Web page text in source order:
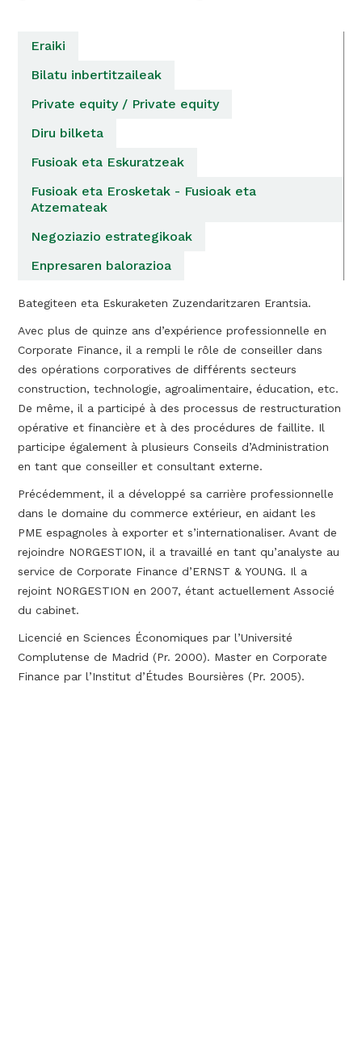
Eraiki
Bilatu inbertitzaileak
Private equity / Private equity
Diru bilketa
Fusioak eta Eskuratzeak
Fusioak eta Erosketak - Fusioak eta
Atzemateak
Negoziazio estrategikoak
Enpresaren balorazioa
Bategiteen eta Eskuraketen Zuzendaritzaren Erantsia.
Avec plus de quinze ans d’expérience professionnelle en
Corporate Finance, il a rempli le rôle de conseiller dans
des opérations corporatives de différents secteurs
construction, technologie, agroalimentaire, éducation, etc.
De même, il a participé à des processus de restructuration
opérative et financière et à des procédures de faillite. Il
participe également à plusieurs Conseils d’Administration
en tant que conseiller et consultant externe.
Précédemment, il a développé sa carrière professionnelle
dans le domaine du commerce extérieur, en aidant les
PME espagnoles à exporter et s’internationaliser. Avant de
rejoindre NORGESTION, il a travaillé en tant qu’analyste au
service de Corporate Finance d’ERNST & YOUNG. Il a
rejoint NORGESTION en 2007, étant actuellement Associé
du cabinet.
Licencié en Sciences Économiques par l’Université
Complutense de Madrid (Pr. 2000). Master en Corporate
Finance par l’Institut d’Études Boursières (Pr. 2005).